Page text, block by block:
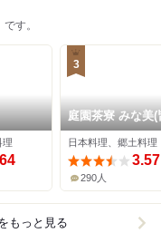
す。
理
3
庭園茶寮 みな美(
館)
日本料理、郷土料理
3.57
290人
もっと見る